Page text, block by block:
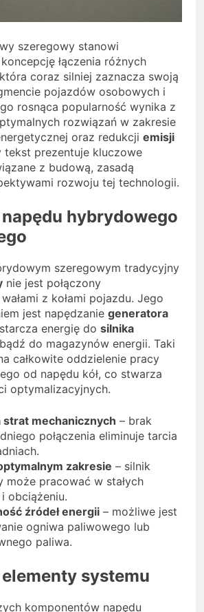
szeregowy stanowi
łączenia różnych
coraz silniej zaznacza swoją
pojazdów osobowych i
rosnąca popularność wynika z
rozwiązań w zakresie
oraz redukcji emisji
tekst prezentuje kluczowe
z budową, zasadą
rozwoju tej technologii.
hybrydowego
szeregowym tradycyjny
nie jest połączony
z kołami pojazdu. Jego
jest napędzanie generatora
energię do silnika
bądź do magazynów energii. Taki
całkowite oddzielenie pracy
od napędu kół, co stwarza
optymalizacyjnych.
strat mechanicznych – brak
połączenia eliminuje tarcia
zakresie – silnik
może pracować w stałych
obciążeniu.
źródeł energii – możliwe jest
ogniwa paliwowego lub
paliwa.
systemu
komponentów napędu